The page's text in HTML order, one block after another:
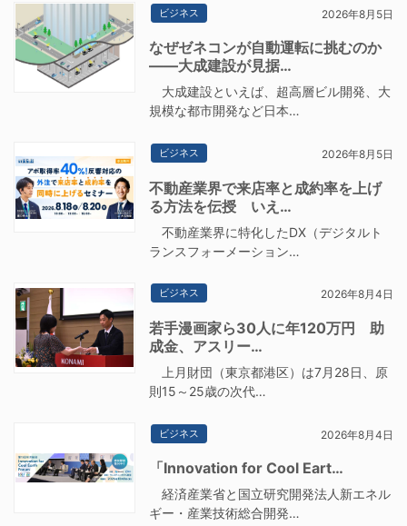
ビジネス 2026年8月5日
なぜゼネコンが自動運転に挑むのか
――大成建設が見据…
大成建設といえば、超高層ビル開発、大
規模な都市開発など日本…
ビジネス 2026年8月5日
不動産業界で来店率と成約率を上げ
る方法を伝授 いえ…
不動産業界に特化したDX（デジタルト
ランスフォーメーション…
ビジネス 2026年8月4日
若手漫画家ら30人に年120万円 助
成金、アスリー…
上月財団（東京都港区）は7月28日、原
則15～25歳の次代…
ビジネス 2026年8月4日
「Innovation for Cool Eart…
経済産業省と国立研究開発法人新エネル
ギー・産業技術総合開発…